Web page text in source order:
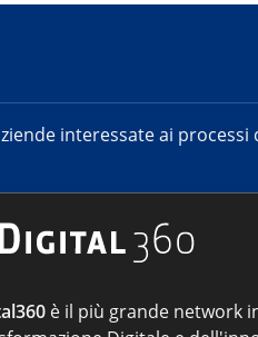
interessate ai
è il più grande network